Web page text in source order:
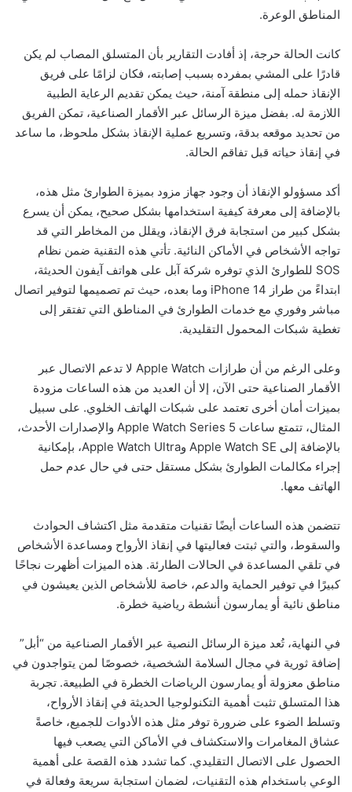
المناطق الوعرة.
كانت الحالة حرجة، إذ أفادت التقارير بأن المتسلق المصاب لم يكن
قادرًا على المشي بمفرده بسبب إصابته، فكان لزامًا على فريق
الإنقاذ حمله إلى منطقة آمنة، حيث يمكن تقديم الرعاية الطبية
اللازمة له. بفضل ميزة الرسائل عبر الأقمار الصناعية، تمكن الفريق
من تحديد موقعه بدقة، وتسريع عملية الإنقاذ بشكل ملحوظ، ما ساعد
في إنقاذ حياته قبل تفاقم الحالة.
أكد مسؤولو الإنقاذ أن وجود جهاز مزود بميزة الطوارئ مثل هذه،
بالإضافة إلى معرفة كيفية استخدامها بشكل صحيح، يمكن أن يسرع
بشكل كبير من استجابة فرق الإنقاذ، ويقلل من المخاطر التي قد
تواجه الأشخاص في الأماكن النائية. تأتي هذه التقنية ضمن نظام
SOS للطوارئ الذي توفره شركة آبل على هواتف آيفون الحديثة،
ابتداءً من طراز iPhone 14 وما بعده، حيث تم تصميمها لتوفير اتصال
مباشر وفوري مع خدمات الطوارئ في المناطق التي تفتقر إلى
تغطية شبكات المحمول التقليدية.
وعلى الرغم من أن طرازات Apple Watch لا تدعم الاتصال عبر
الأقمار الصناعية حتى الآن، إلا أن العديد من هذه الساعات مزودة
بميزات أمان أخرى تعتمد على شبكات الهاتف الخلوي. على سبيل
المثال، تتمتع ساعات Apple Watch Series 5 والإصدارات الأحدث،
بالإضافة إلى Apple Watch SE وApple Watch Ultra، بإمكانية
إجراء مكالمات الطوارئ بشكل مستقل حتى في حال عدم حمل
الهاتف معها.
تتضمن هذه الساعات أيضًا تقنيات متقدمة مثل اكتشاف الحوادث
والسقوط، والتي ثبتت فعاليتها في إنقاذ الأرواح ومساعدة الأشخاص
في تلقي المساعدة في الحالات الطارئة. هذه الميزات أظهرت نجاحًا
كبيرًا في توفير الحماية والدعم، خاصة للأشخاص الذين يعيشون في
مناطق نائية أو يمارسون أنشطة رياضية خطرة.
في النهاية، تُعد ميزة الرسائل النصية عبر الأقمار الصناعية من “أبل”
إضافة ثورية في مجال السلامة الشخصية، خصوصًا لمن يتواجدون في
مناطق معزولة أو يمارسون الرياضات الخطرة في الطبيعة. تجربة
هذا المتسلق تثبت أهمية التكنولوجيا الحديثة في إنقاذ الأرواح،
وتسلط الضوء على ضرورة توفر مثل هذه الأدوات للجميع، خاصةً
عشاق المغامرات والاستكشاف في الأماكن التي يصعب فيها
الحصول على الاتصال التقليدي. كما تشدد هذه القصة على أهمية
الوعي باستخدام هذه التقنيات، لضمان استجابة سريعة وفعالة في